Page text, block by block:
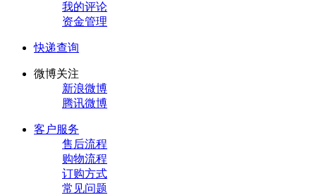
我的评论
资金管理
快递查询
微博关注
新浪微博
腾讯微博
客户服务
售后流程
购物流程
订购方式
常见问题